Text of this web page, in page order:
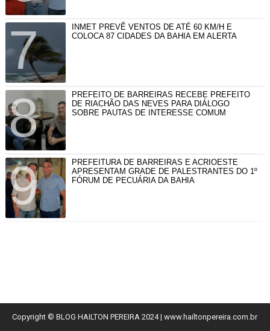
INMET PREVÊ VENTOS DE ATÉ 60 KM/H E
COLOCA 87 CIDADES DA BAHIA EM ALERTA
PREFEITO DE BARREIRAS RECEBE PREFEITO
DE RIACHÃO DAS NEVES PARA DIÁLOGO
SOBRE PAUTAS DE INTERESSE COMUM
PREFEITURA DE BARREIRAS E ACRIOESTE
APRESENTAM GRADE DE PALESTRANTES DO 1º
FÓRUM DE PECUÁRIA DA BAHIA
Copyright © BLOG HAILTON PEREIRA 2024| www.hailtonpereira.com.br